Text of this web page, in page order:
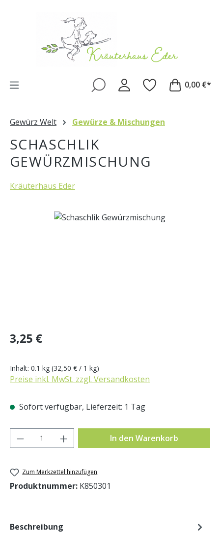
0,00 €*
Gewürz Welt Gewürze & Mischungen
SCHASCHLIK
GEWÜRZMISCHUNG
Kräuterhaus Eder
Bildergalerie überspringen
Regulärer Preis:
3,25 €
Inhalt: 0.1 kg (32,50 € / 1 kg)
Preise inkl. MwSt. zzgl. Versandkosten
Sofort verfügbar, Lieferzeit: 1 Tag
Produkt Anzahl: Gib den gewünschten
In den Warenkorb
Zum Merkzettel hinzufügen
Produktnummer: K850301
Beschreibung